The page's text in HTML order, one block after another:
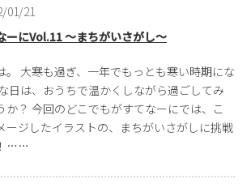
01/21
ーにVol.11 ～まちがいさがし～
。 大寒も過ぎ、一年でもっとも寒い時期にな
日は、おうちで温かくしながら過ごしてみ
か？ 今回のどこでもがすてなーにでは、こ
ージしたイラストの、まちがいさがしに挑戦
……